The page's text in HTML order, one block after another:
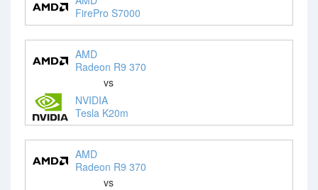
FirePro S7000
AMD
Radeon R9 370
vs
NVIDIA
Tesla K20m
AMD
Radeon R9 370
vs